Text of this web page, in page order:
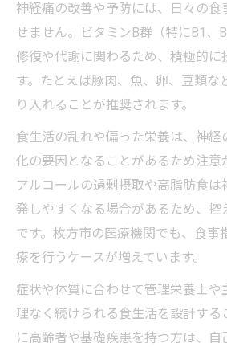
神経痛の改善や予防には、日々の食
せません。ビタミンB群（特にB1、
修復や代謝に関わるため、積極的に
す。たとえば豚肉、魚、卵、豆類な
り入れることが推奨されます。
食生活の乱れや偏った栄養は、神経
化の要因となることがあるため注意
アルコールの過剰摂取や高脂肪食は
発しやすくなる場合があるため、控
です。枚方市の医療機関でも、食事
療を行うケースが増えています。
症状や体質に合わせて管理栄養士や
理なく続けられる食生活を設計する
に高齢者や基礎疾患を持つ方は、自